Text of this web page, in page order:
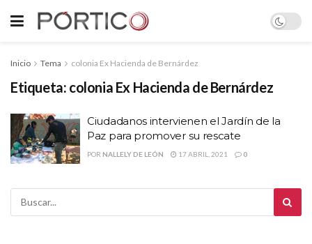
Inicio Tema colonia Ex Hacienda de Bernárdez
Etiqueta: colonia Ex Hacienda de Bernárdez
Ciudadanos intervienen el Jardín de la
Paz para promover su rescate
POR NALLELY DE LEÓN 17 ABRIL, 2021 0